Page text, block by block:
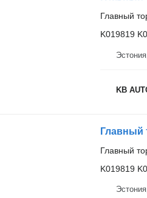
Главный
K019819
KB
Главный
K019819